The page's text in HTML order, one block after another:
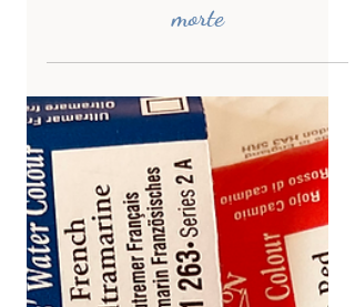
LA COMPOSITION DE L'IMAGE
Comprendre et interpréter la
tonalité en aquarelle d’après
photo : une étude de nature
morte